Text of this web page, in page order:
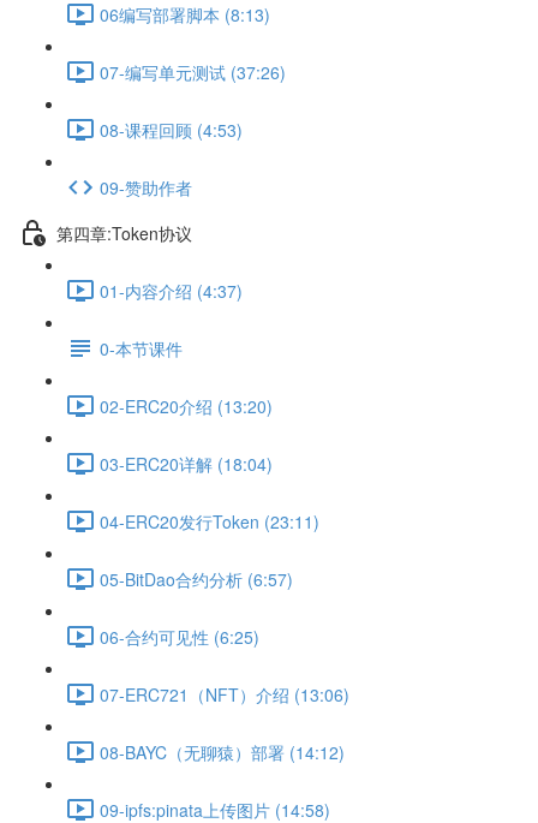
06编写部署脚本 (8:13)
07-编写单元测试 (37:26)
08-课程回顾 (4:53)
09-赞助作者
第四章:Token协议
01-内容介绍 (4:37)
0-本节课件
02-ERC20介绍 (13:20)
03-ERC20详解 (18:04)
04-ERC20发行Token (23:11)
05-BitDao合约分析 (6:57)
06-合约可见性 (6:25)
07-ERC721（NFT）介绍 (13:06)
08-BAYC（无聊猿）部署 (14:12)
09-ipfs:pinata上传图片 (14:58)